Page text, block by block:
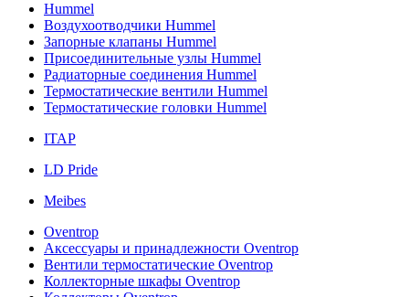
Hummel
Воздухоотводчики Hummel
Запорные клапаны Hummel
Присоединительные узлы Hummel
Радиаторные соединения Hummel
Термостатические вентили Hummel
Термостатические головки Hummel
ITAP
LD Pride
Meibes
Oventrop
Аксессуары и принадлежности Oventrop
Вентили термостатические Oventrop
Коллекторные шкафы Oventrop